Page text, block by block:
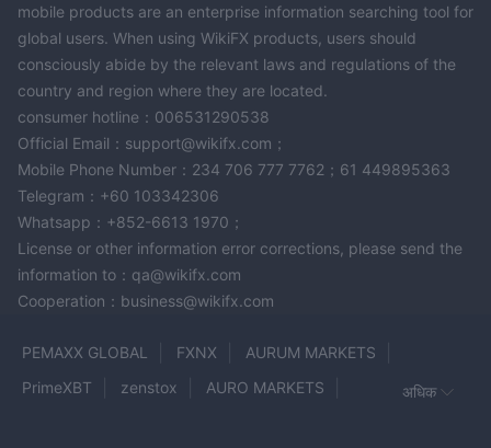
mobile products are an enterprise information searching tool for
global users. When using WikiFX products, users should
consciously abide by the relevant laws and regulations of the
country and region where they are located.
consumer hotline：006531290538
Official Email：support@wikifx.com；
Mobile Phone Number：234 706 777 7762；61 449895363
Telegram：+60 103342306
Whatsapp：+852-6613 1970；
License or other information error corrections, please send the
information to：qa@wikifx.com
Cooperation：business@wikifx.com
PEMAXX GLOBAL FXNX
AURUM MARKETS
PrimeXBT
zenstox
AURO MARKETS
अधिक